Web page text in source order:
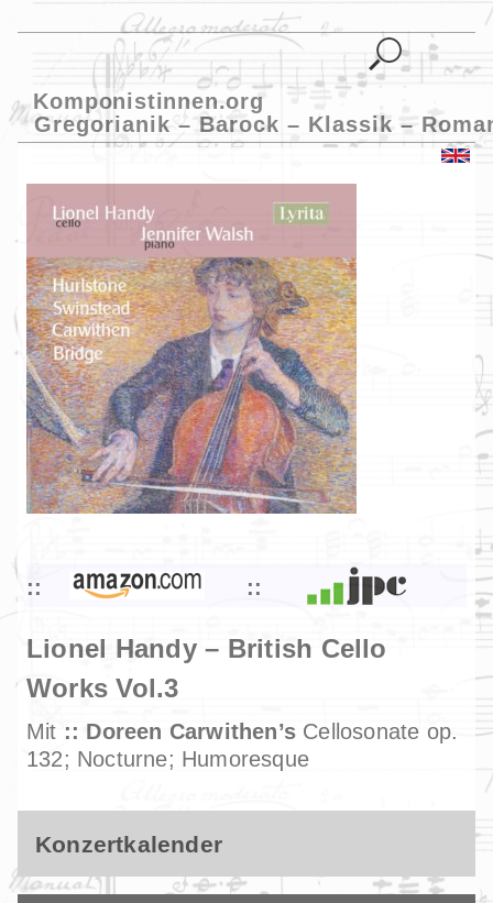
Komponistinnen.org
Gregorianik – Barock – Klassik –
Lionel Handy – British Cello
Works Vol.3
Mit Doreen Carwithen’sCellosonate op.
132; Nocturne; Humoresque
Konzertkalender